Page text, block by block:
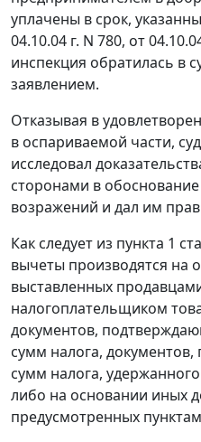
уплачены в срок,
04.10.04 г. N 780, от
инспекция обратилась в
заявлением.
Отказывая в
в оспариваемой части,
исследовал
сторонами в
возражений и дал им
Как следует из пункта 1
вычеты производятся на
выставленных
налогоплательщиком
документов,
сумм налога,
сумм налога,
либо на основании иных
предусмотренных